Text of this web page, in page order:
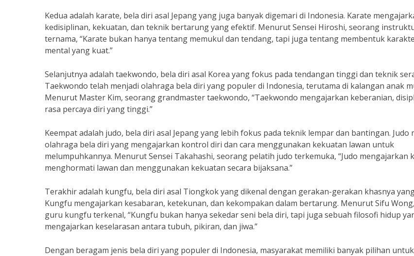
Kedua adalah karate, bela diri asal Jepang yang juga banyak digemari di Indonesia. Karate
kedisiplinan, kekuatan, dan teknik bertarung yang efektif. Menurut Sensei Hiroshi, seorang
ternama, “Karate bukan hanya tentang memukul dan tendang, tapi juga tentang membentuk
mental yang kuat.”
Selanjutnya adalah taekwondo, bela diri asal Korea yang fokus pada tendangan tinggi dan teknik
Taekwondo telah menjadi olahraga bela diri yang populer di Indonesia, terutama di kalangan anak
Menurut Master Kim, seorang grandmaster taekwondo, “Taekwondo mengajarkan keberanian,
rasa percaya diri yang tinggi.”
Keempat adalah judo, bela diri asal Jepang yang lebih fokus pada teknik lempar dan bantingan. Judo
olahraga bela diri yang mengajarkan kontrol diri dan cara menggunakan kekuatan lawan untuk
melumpuhkannya. Menurut Sensei Takahashi, seorang pelatih judo terkemuka, “Judo mengajarkan
menghormati lawan dan menggunakan kekuatan secara bijaksana.”
Terakhir adalah kungfu, bela diri asal Tiongkok yang dikenal dengan gerakan-gerakan khasnya
Kungfu mengajarkan kesabaran, ketekunan, dan kekompakan dalam bertarung. Menurut Sifu
guru kungfu terkenal, “Kungfu bukan hanya sekedar seni bela diri, tapi juga sebuah filosofi hidup
mengajarkan keselarasan antara tubuh, pikiran, dan jiwa.”
Dengan beragam jenis bela diri yang populer di Indonesia, masyarakat memiliki banyak pilihan